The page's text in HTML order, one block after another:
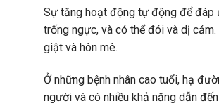
Sự tăng hoạt động tự động để đáp
trống ngực, và có thể đói và dị
giật và hôn mê.
Ở những bệnh nhân cao tuổi, hạ
người và có nhiều khả năng dẫn